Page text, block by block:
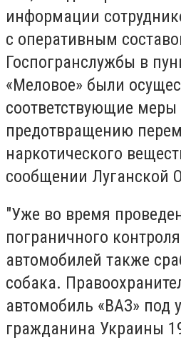
информации
с оперативным
Госпогранслужбы в
«Меловое» были
соответствующие меры
предотвращению
наркотического
сообщении Луганской
"Уже во время
пограничного
автомобилей также
собака.
автомобиль «ВАЗ» под
гражданина Украины